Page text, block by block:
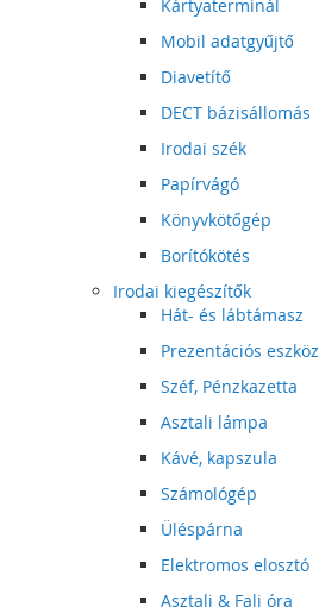
Kártyaterminál
Mobil adatgyűjtő
Diavetítő
DECT bázisállomás
Irodai szék
Papírvágó
Könyvkötőgép
Borítókötés
Irodai kiegészítők
Hát- és lábtámasz
Prezentációs eszköz
Széf, Pénzkazetta
Asztali lámpa
Kávé, kapszula
Számológép
Üléspárna
Elektromos elosztó
Asztali & Fali óra